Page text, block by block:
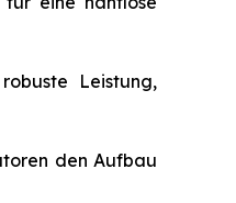
Leistung,
den Aufbau